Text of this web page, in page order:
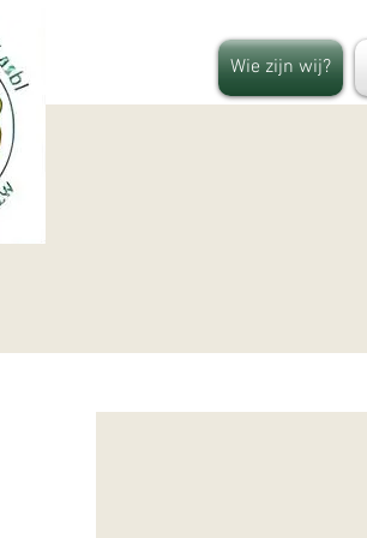
Wie zijn wij?